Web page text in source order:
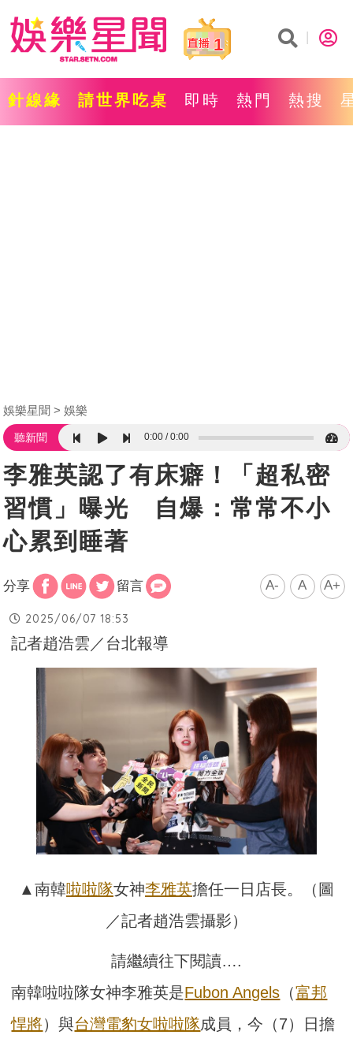
1
針線緣 請世界吃桌 即時 熱門 熱搜
娛樂星聞 娛樂
聽新聞 0:00 0:00
李雅英認了有床癖！「超私密
習慣」曝光 自爆：常常不小
心累到睡著
分享 留言 A- A A+
2025/06/07 18:53
記者趙浩雲／台北報導
▲南韓啦啦隊女神李雅英擔任一日店長。（圖
／記者趙浩雲攝影）
請繼續往下閱讀….
南韓啦啦隊女神李雅英是Fubon Angels （富邦
悍將）與台灣電豹女啦啦隊成員，今（7）日擔